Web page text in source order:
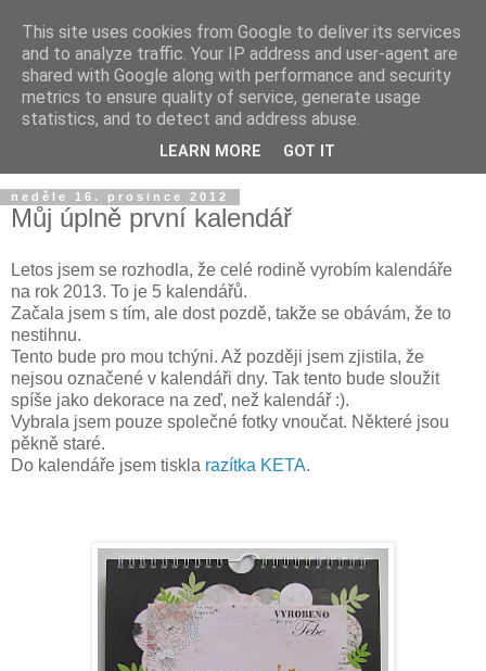
neděle 16. prosince 2012
Můj úplně první kalendář
Letos jsem se rozhodla, že celé rodině vyrobím kalendáře
na rok 2013. To je 5 kalendářů.
Začala jsem s tím, ale dost pozdě, takže se obávám, že to
nestihnu.
Tento bude pro mou tchýni. Až později jsem zjistila, že
nejsou označené v kalendáři dny. Tak tento bude sloužit
spíše jako dekorace na zeď, než kalendář :).
Vybrala jsem pouze společné fotky vnoučat. Některé jsou
pěkně staré.
Do kalendáře jsem tiskla razítka KETA.
This site uses cookies from Google to deliver its services
and to analyze traffic. Your IP address and user-agent are
shared with Google along with performance and security
metrics to ensure quality of service, generate usage
statistics, and to detect and address abuse.
LEARN MORE GOT IT